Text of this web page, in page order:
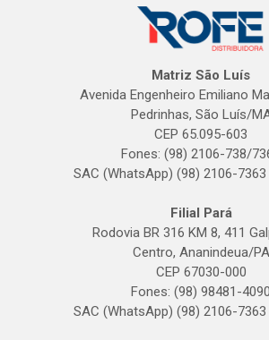
Matriz São Luís
Avenida Engenheiro Emiliano
Pedrinhas, São Luís/
CEP 65.095-603
Fones: (98) 2106-738/
SAC (WhatsApp) (98) 2106-
Filial Pará
Rodovia BR 316 KM 8, 411
Centro, Ananindeua/PA
CEP 67030-000
Fones: (98) 98481-4090
SAC (WhatsApp) (98) 2106-